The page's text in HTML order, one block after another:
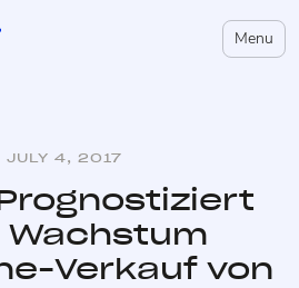
Menu
JULY 4, 2017
Wachstum
Verkauf von